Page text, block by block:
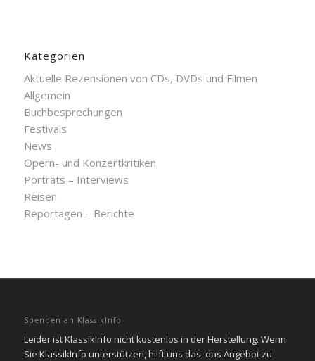
Kategorien
Aktuelle Rezensionen von CDs, DVDs und Filmen
Allgemein
Buchbesprechungen
Festivals
News
Opern- und Konzertkritiken
Porträts – Interviews
Reisen
Reportagen – Berichte
Spenden an KlassikInfo
Leider ist KlassikInfo nicht kostenlos in der Herstellung. Wenn
Sie KlassikInfo unterstützen, hilft uns das, das Angebot zu